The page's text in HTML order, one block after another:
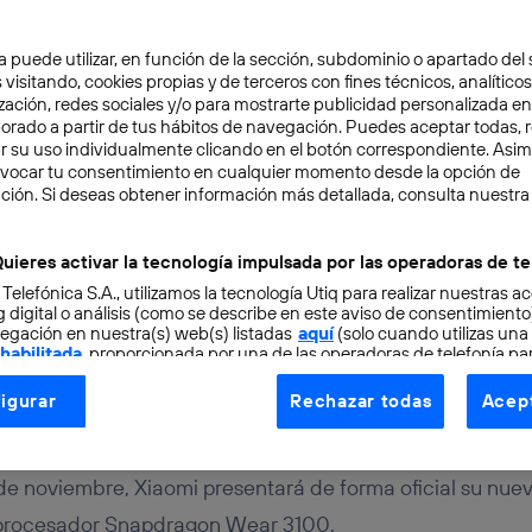
2 min
su propio reloj
noviembre, Xiaomi presentará de forma oficial su
Snapdragon Wear 3100.
puede utilizar, en función de la sección, subdominio o apartado del
visitando, cookies propias y de terceros con fines técnicos,
redes sociales y/o para mostrarte publicidad personalizada
a partir de tus hábitos de navegación. Puedes aceptar todas,
su uso individualmente clicando en el botón correspondiente.
tu consentimiento en cualquier momento desde la opción de
Si deseas obtener información más detallada, consulta nuestra
activar la tecnología impulsada por las operadoras de
S.A., utilizamos la tecnología Utiq para realizar nuestras
digital o análisis (como se describe en este aviso de
en nuestra(s) web(s) listadas aquí(solo cuando utilizas una
, proporcionada por una de las operadoras de telefonía
consentimiento en cada página web).
Utiq está diseñada con la privacidad como prioridad
tu dirección IP y otra información de la cuenta de cliente de
a la conexión que utilizas (p. ej., número de teléfono móvil).
Rechazar todas